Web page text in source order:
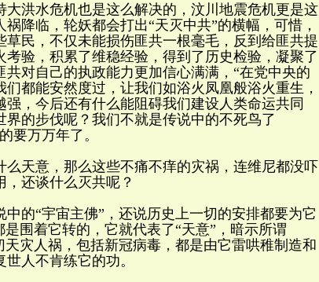
大洪水危机也是这么解决的，汶川地震危机更是这
降临，轮妖都会打出“天灭中共”的横幅，可惜，
草民，不仅未能损伤匪共一根毫毛，反到给匪共提
验，积累了维稳经验，得到了历史检验，凝聚了
共对自己的执政能力更加信心满满，“在党中央的
都能安然度过，让我们如浴火凤凰般浴火重生，
，今后还有什么能阻碍我们建设人类命运共同
的步伐呢？我们不就是传说中的不死鸟了
要万万年了。
天意，那么这些不痛不痒的灾祸，连维尼都没吓
还谈什么灭共呢？
的“宇宙主佛”，还说历史上一切的安排都要为它
围着它转的，它就代表了“天意”，暗示所谓
天灾人祸，包括新冠病毒，都是由它雷哄稚制造和
人不肯练它的功。